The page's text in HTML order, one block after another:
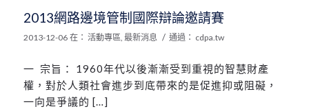
2013網路邊境管制國際辯論邀請賽
2013-12-06 在： 活動專區, 最新消息 / 通過： cdpa.tw
一 宗旨： 1960年代以後漸漸受到重視的智慧財產
權，對於人類社會進步到底帶來的是促進抑或阻礙，
一向是爭議的 […]